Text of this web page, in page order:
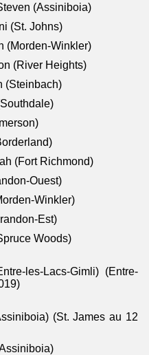
(Assiniboia)
(St. Johns)
(Morden-Winkler)
(River Heights)
(Steinbach)
(Fort Richmond)
Ouest)
Winkler)
Est)
Woods)
les-Lacs-Gimli) (Entre-
(St. James au 12